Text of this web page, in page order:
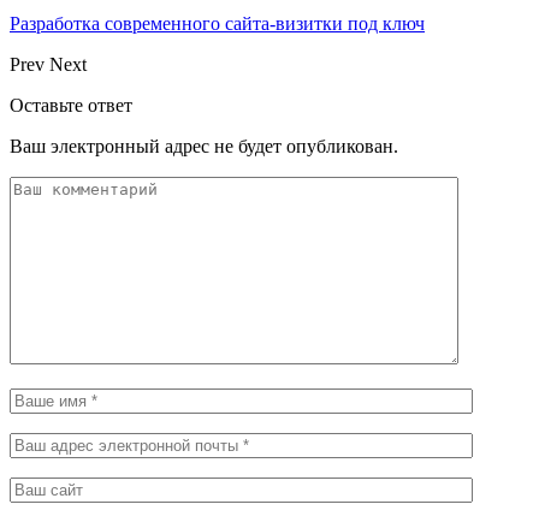
Разработка современного сайта-визитки под ключ
Prev Next
Оставьте ответ
Ваш электронный адрес не будет опубликован.